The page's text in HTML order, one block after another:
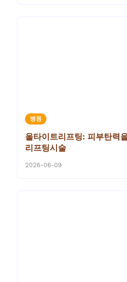
병원
올타이트리프팅: 피부탄력
리프팅시술
2026-06-09